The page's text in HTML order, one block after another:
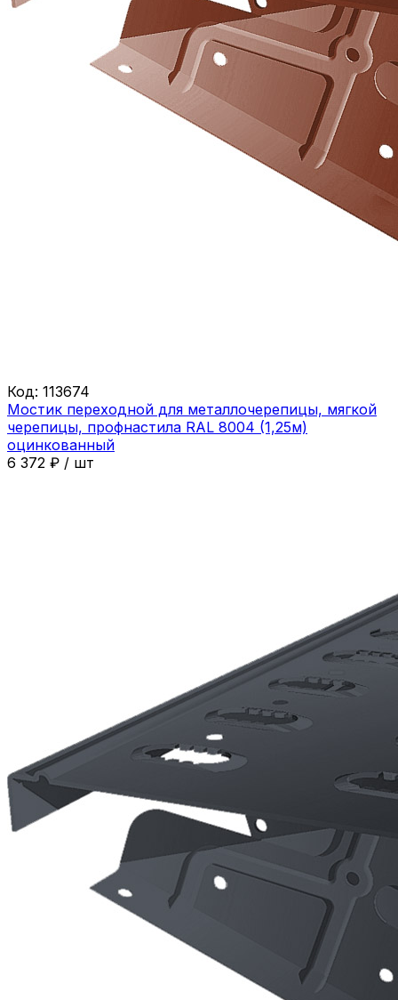
Код: 113674
Мостик переходной для металлочерепицы, мягкой
черепицы, профнастила RAL 8004 (1,25м)
оцинкованный
6 372 ₽ / шт